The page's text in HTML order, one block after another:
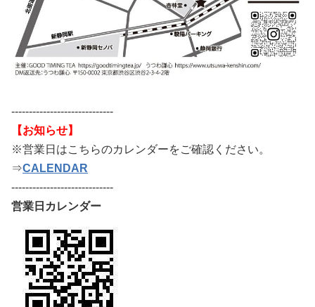
-----------------------------
【お知らせ】
※営業日はこちらのカレンダーをご確認ください。
⇒CALENDAR
-----------------------------
営業日カレンダー